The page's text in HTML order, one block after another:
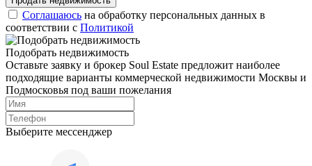
Соглашаюсь на обработку персональных данных в
соответствии с Политикой
Подобрать недвижимость
Оставьте заявку и брокер Soul Estate предложит наиболее
подходящие варианты коммерческой недвижимости Москвы и
Подмосковья под ваши пожелания
Выберите мессенджер